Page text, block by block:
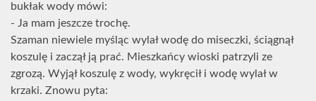
bukłak wody mówi:
- Ja mam jeszcze trochę.
Szaman niewiele myśląc wylał wodę do miseczki, ściągnął
koszulę i zaczął ją prać. Mieszkańcy wioski patrzyli ze
zgrozą. Wyjął koszulę z wody, wykręcił i wodę wylał w
krzaki. Znowu pyta: